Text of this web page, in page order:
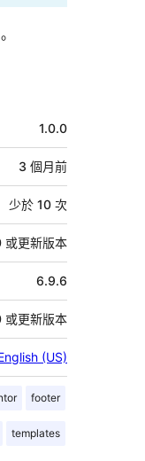
1.0.0
3 個月前
少於 10 次
或更新版本
6.9.6
或更新版本
(US)
footer
templates